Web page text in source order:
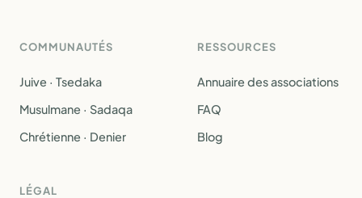
COMMUNAUTÉS
Juive · Tsedaka
Musulmane · Sadaqa
Chrétienne · Denier
RESSOURCES
Annuaire des associations
FAQ
Blog
LÉGAL